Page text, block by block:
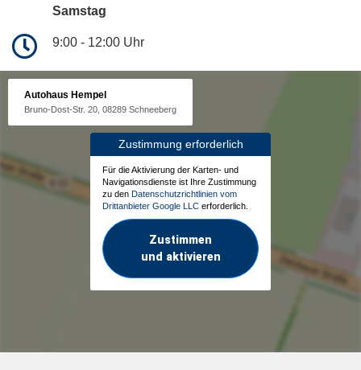
Samstag
9:00 - 12:00 Uhr
Autohaus Hempel
Bruno-Dost-Str. 20, 08289 Schneeberg
Zustimmung erforderlich
Für die Aktivierung der Karten- und
Navigationsdienste ist Ihre Zustimmung
zu den Datenschutzrichtlinien vom
Drittanbieter Google LLC erforderlich.
Zustimmen
und aktivieren